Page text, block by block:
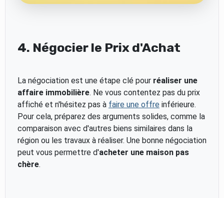
4. Négocier le Prix d'Achat
La négociation est une étape clé pour réaliser une
affaire immobilière. Ne vous contentez pas du prix
affiché et n'hésitez pas à faire une offre inférieure.
Pour cela, préparez des arguments solides, comme la
comparaison avec d'autres biens similaires dans la
région ou les travaux à réaliser. Une bonne négociation
peut vous permettre d'acheter une maison pas
chère.